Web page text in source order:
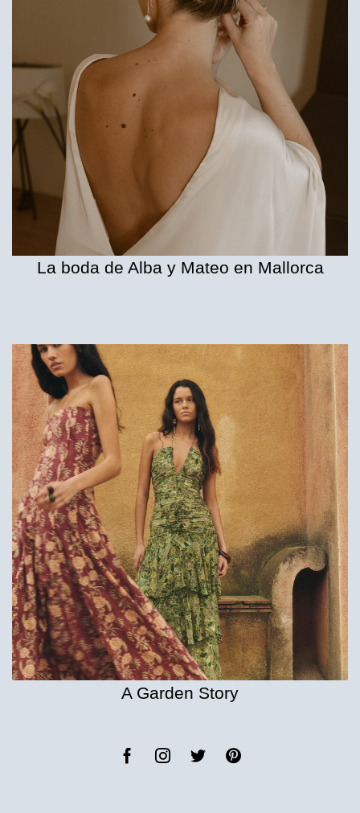
La boda de Alba y Mateo en Mallorca
A Garden Story